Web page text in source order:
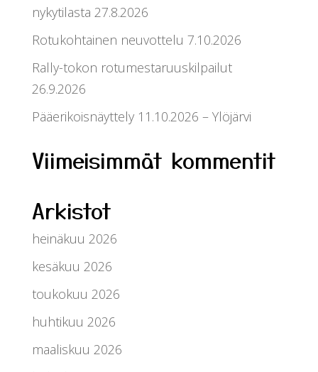
nykytilasta 27.8.2026
Rotukohtainen neuvottelu 7.10.2026
Rally-tokon rotumestaruuskilpailut
26.9.2026
Pääerikoisnäyttely 11.10.2026 – Ylöjärvi
Viimeisimmät kommentit
Arkistot
heinäkuu 2026
kesäkuu 2026
toukokuu 2026
huhtikuu 2026
maaliskuu 2026